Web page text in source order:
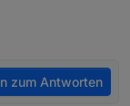
zum Antworten